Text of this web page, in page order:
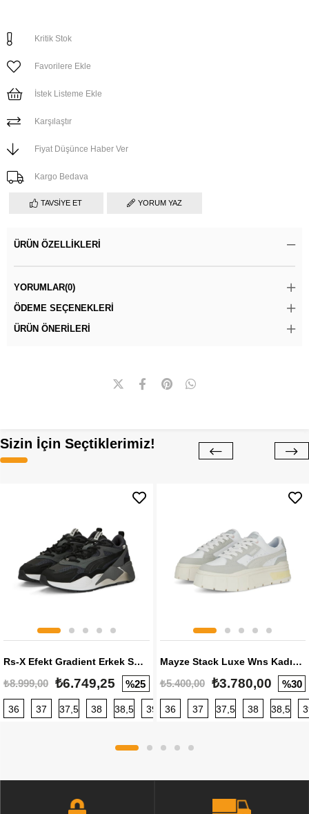
Kritik Stok
Favorilere Ekle
İstek Listeme Ekle
Karşılaştır
Fiyat Düşünce Haber Ver
Kargo Bedava
TAVSIYE ET YORUM YAZ
ÜRÜN ÖZELLIKLERI
YORUMLAR(0)
ÖDEME SEÇENEKLERI
ÜRÜN ÖNERILERI
Sizin İçin Seçtiklerimiz!
Rs-X Efekt Gradient Erkek Sneaker
₺8.999,00 ₺6.749,25 %25
36 37 37,5 38 38,5 39 40 40,5 41 42 42,5
Mayze Stack Luxe Wns Kadın Sneaker
₺5.400,00 ₺3.780,00 %30
36 37 37,5 38 38,5